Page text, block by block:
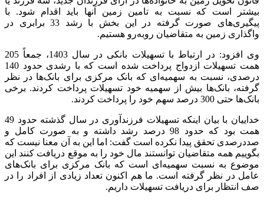
بیشتر است که نسبت به تامین زمین آنها باید اقدام شود. با
پیگیری‌های صورت گرفته در این بخش با رشد 33 برابری در
واگذاری زمین به متقاضیان رو‌به‌رو هستیم.
وی افزود: در ارتباط با تسهیلات بانکی در سال 1403، جمعاً 205
همت تسهیلات ازدواج پرداخت شده است که با رشدی حدود 140
درصدی، نسبت به سهمیه‌ای که بانک مرکزی برای بانک‌ها در نظر
گرفته، بانک‌ها بیش از سهمیه خود تسهیلات پرداخت کردند. برخی
بانک‌ها حتی 300 درصد سهم خود را پرداخت کردند.
خداییان با بیان اینکه تسهیلات فرزندآوری در سال گذشته حدود 49
همت بود که حدود 98 درصد رشد داشته و به صورت کامل و
صددرصدی تحقق پیدا نکرده است گفت: اما این به آن معنا نیست که
بگوییم همه متقاضیان توانستند مال خود را به موقع دریافت کنند این
موضوع به نسبت سهمیه‌ای است که بانک مرکزی برای بانک‌های
عامل در نظر گرفته است. ما هم اکنون تعداد زیادی از افراد را در
صف انتظار برای دریافت تسهیلات داریم.